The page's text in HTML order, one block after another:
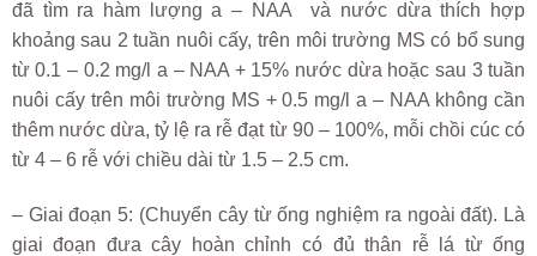
đã tìm ra hàm lượng a – NAA và nước dừa thích hợp
khoảng sau 2 tuần nuôi cấy, trên môi trường MS có bổ sung
từ 0.1 – 0.2 mg/l a – NAA + 15% nước dừa hoặc sau 3 tuần
nuôi cấy trên môi trường MS + 0.5 mg/l a – NAA không cần
thêm nước dừa, tỷ lệ ra rễ đạt từ 90 – 100%, mỗi chồi cúc có
từ 4 – 6 rễ với chiều dài từ 1.5 – 2.5 cm.
– Giai đoạn 5: (Chuyển cây từ ống nghiệm ra ngoài đất). Là
giai đoạn đưa cây hoàn chỉnh có đủ thân rễ lá từ ống